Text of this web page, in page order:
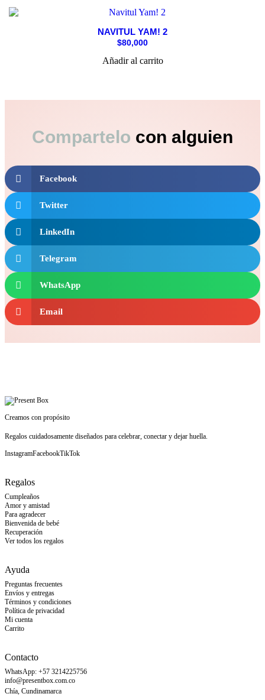
NAVITUL YAM! 2
$80,000
Añadir al carrito
Compartelo con alguien
Facebook
Twitter
LinkedIn
Telegram
WhatsApp
Email
Creamos con propósito
Regalos cuidadosamente diseñados para celebrar, conectar y dejar huella.
InstagramFacebookTikTok
Regalos
Cumpleaños
Amor y amistad
Para agradecer
Bienvenida de bebé
Recuperación
Ver todos los regalos
Ayuda
Preguntas frecuentes
Envíos y entregas
Términos y condiciones
Política de privacidad
Mi cuenta
Carrito
Contacto
WhatsApp: +57 3214225756
info@presentbox.com.co
Chía, Cundinamarca